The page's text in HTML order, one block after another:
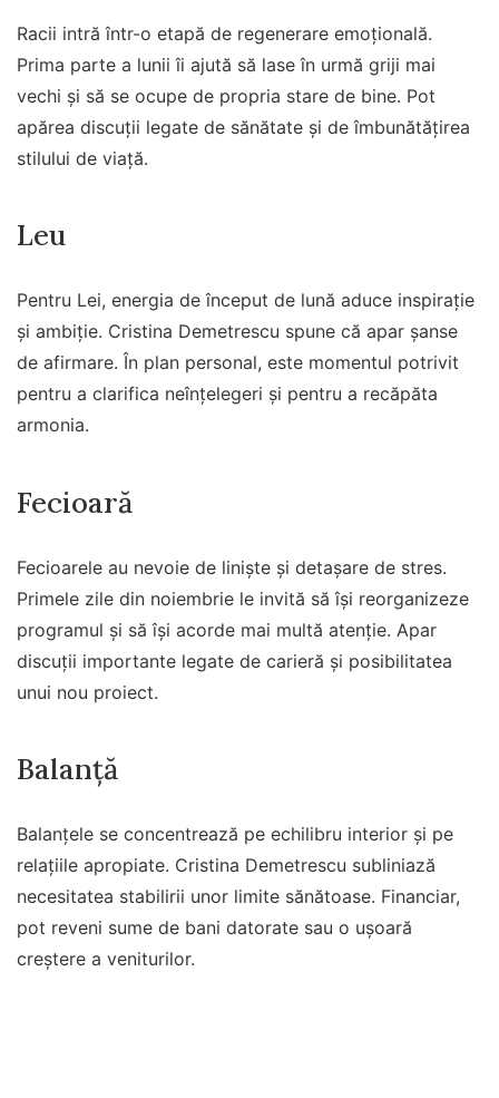
Racii intră într-o etapă de regenerare emoțională.
Prima parte a lunii îi ajută să lase în urmă griji mai
vechi și să se ocupe de propria stare de bine. Pot
apărea discuții legate de sănătate și de îmbunătățirea
stilului de viață.
Leu
Pentru Lei, energia de început de lună aduce inspirație
și ambiție. Cristina Demetrescu spune că apar șanse
de afirmare. În plan personal, este momentul potrivit
pentru a clarifica neînțelegeri și pentru a recăpăta
armonia.
Fecioară
Fecioarele au nevoie de liniște și detașare de stres.
Primele zile din noiembrie le invită să își reorganizeze
programul și să își acorde mai multă atenție. Apar
discuții importante legate de carieră și posibilitatea
unui nou proiect.
Balanță
Balanțele se concentrează pe echilibru interior și pe
relațiile apropiate. Cristina Demetrescu subliniază
necesitatea stabilirii unor limite sănătoase. Financiar,
pot reveni sume de bani datorate sau o ușoară
creștere a veniturilor.